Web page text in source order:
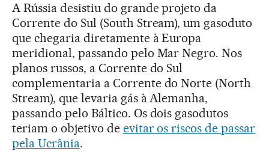
A Rússia desistiu do grande projeto da
Corrente do Sul (South Stream), um gasoduto
que chegaria diretamente à Europa
meridional, passando pelo Mar Negro. Nos
planos russos, a Corrente do Sul
complementaria a Corrente do Norte (North
Stream), que levaria gás à Alemanha,
passando pelo Báltico. Os dois gasodutos
teriam o objetivo de evitar os riscos de passar
pela Ucrânia.